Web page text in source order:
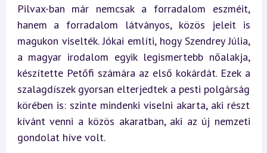
Pilvax-ban már nemcsak a forradalom eszméit,
hanem a forradalom látványos, közös jeleit is
magukon viselték. Jókai említi, hogy Szendrey Júlia,
a magyar irodalom egyik legismertebb nőalakja,
készítette Petőfi számára az első kokárdát. Ezek a
szalagdíszek gyorsan elterjedtek a pesti polgárság
körében is: szinte mindenki viselni akarta, aki részt
kívánt venni a közös akaratban, aki az új nemzeti
gondolat híve volt.